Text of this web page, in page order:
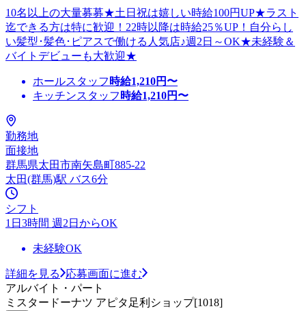
10名以上の大量募募★土日祝は嬉しい時給100円UP★ラスト
迄できる方は特に歓迎！22時以降は時給25％UP！自分らし
い髪型･髪色･ピアスで働ける人気店♪週2日～OK★未経験＆
バイトデビューも大歓迎★
ホールスタッフ 時給1,210円〜
キッチンスタッフ 時給1,210円〜
勤務地
面接地
群馬県太田市南矢島町885-22
太田(群馬)駅 バス6分
シフト
1日3時間 週2日からOK
未経験OK
詳細を見る
応募画面に進む
アルバイト・パート
ミスタードーナツ アピタ足利ショップ[1018]